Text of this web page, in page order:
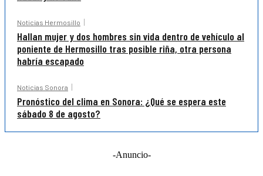
Noticias Hermosillo
Hallan mujer y dos hombres sin vida dentro de vehículo al
poniente de Hermosillo tras posible riña, otra persona
habría escapado
Noticias Sonora
Pronóstico del clima en Sonora: ¿Qué se espera este
sábado 8 de agosto?
-Anuncio-